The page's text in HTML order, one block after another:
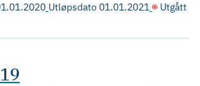
Utløpsdato01.01.2021 Utgått